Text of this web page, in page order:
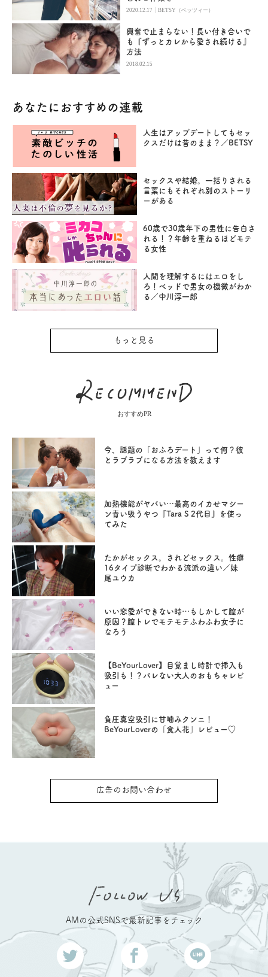
2020.12.17 |BETSY（ベッツィー）
興奮で止まらない！長い付き合いで
も『ずっとカレから愛され続ける』
方法
2018.02.15
あなたにおすすめの連載
人生はアップデートしてもセッ
クスだけは昔のまま？／BETSY
セックスや結婚。一括りされる
言葉にもそれぞれ別のストーリ
ーがある
60歳で30歳年下の男性に告白さ
れる！？年齢を重ねるほどモテ
る女性
人間を理解するにはエロをし
ろ！ベッドで男女の機微がわか
る／中川淳一郎
もっと見る
おすすめPR
今、話題の「おふろデート」って何？彼
とラブラブになる方法を教えます
加熱機能がヤバい…最高のイカせマシー
ン青い吸うやつ『Tara S 2代目』を使っ
てみた
たかがセックス。されどセックス。性癖
16タイプ診断でわかる流派の違い／妹
尾ユウカ
いい恋愛ができない時…もしかして膣が
原因？膣トレでモテモテふわふわ女子に
なろう
【BeYourLover】目覚まし時計で挿入も
吸引も！？バレない大人のおもちゃレビ
ュー
負圧真空吸引に甘噛みクンニ！
BeYourLoverの「食人花」レビュー♡
広告のお問い合わせ
AMの公式SNSで最新記事をチェック